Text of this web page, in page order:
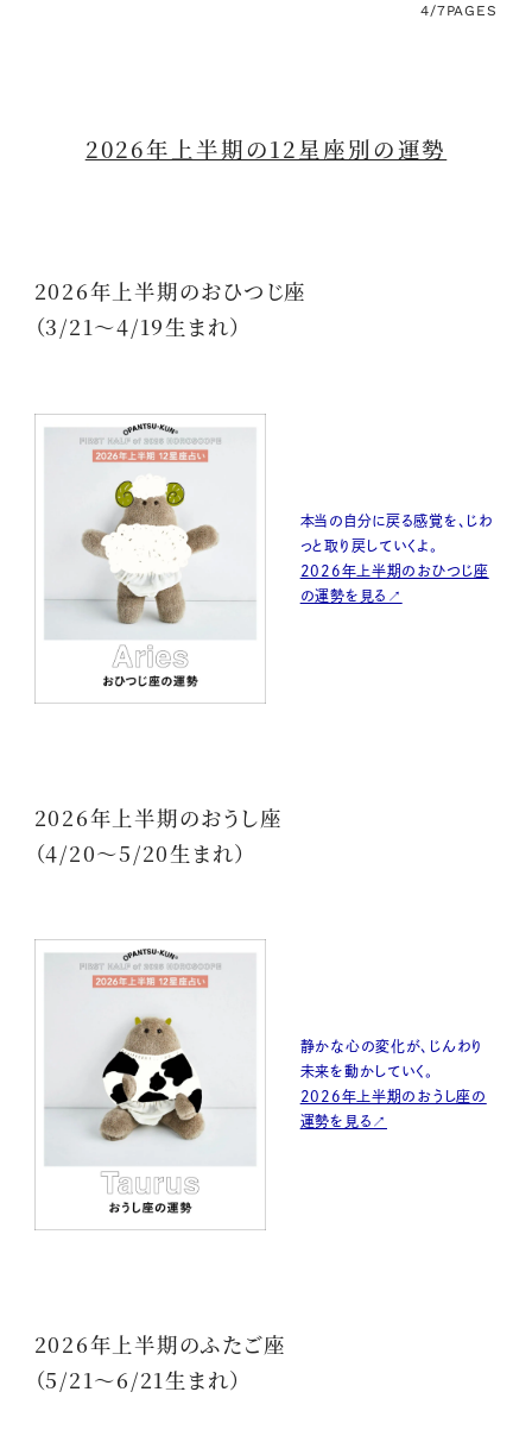
4/7PAGES
2026年上半期の12星座別の運勢
2026年上半期のおひつじ座
（3/21～4/19生まれ）
本当の自分に戻る感覚を、じわ
っと取り戻していくよ。
2026年上半期のおひつじ座
の運勢を見る↗
2026年上半期のおうし座
（4/20～5/20生まれ）
静かな心の変化が、じんわり
未来を動かしていく。
2026年上半期のおうし座の
運勢を見る↗
2026年上半期のふたご座
（5/21～6/21生まれ）